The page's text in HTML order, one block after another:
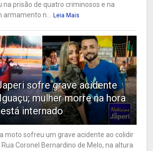
na prisão de quatro criminosos e na
n...
Leia Mais
sofre grave acidente
mulher morre na hora
internado
moto sofreu um grave acidente ao colidir
Coronel Bernardino de Melo, na altura